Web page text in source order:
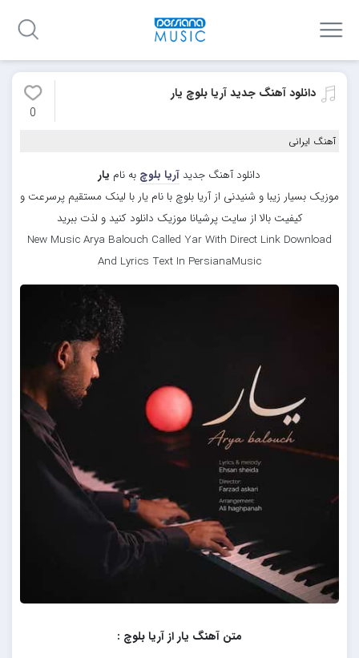
دانلود آهنگ جدید آریا بلوچ یار
0
آهنگ ایرانی
دانلود آهنگ جدید آریا بلوچ به نام یار
موزیک بسیار زیبا و شنیدنی از آریا بلوچ با نام یار با لینک مستقیم پرسرعت و
کیفیت بالا از سایت پرشیانا موزیک دانلود کنید و لذت ببرید
New Music Arya Balouch Called Yar With Direct Link Download
And Lyrics Text In PersianaMusic
متن آهنگ یار از آریا بلوچ :